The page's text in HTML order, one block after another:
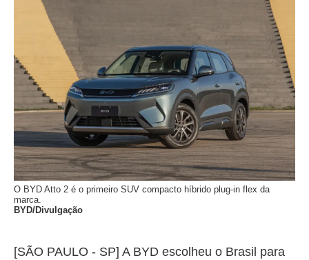
O BYD Atto 2 é o primeiro SUV compacto híbrido plug-in flex da
marca.
BYD/Divulgação
[SÃO PAULO - SP] A BYD escolheu o Brasil para